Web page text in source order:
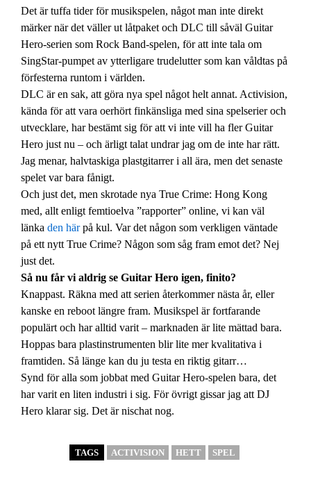
Det är tuffa tider för musikspelen, något man inte direkt
märker när det väller ut låtpaket och DLC till såväl Guitar
Hero-serien som Rock Band-spelen, för att inte tala om
SingStar-pumpet av ytterligare trudelutter som kan våldtas på
förfesterna runtom i världen.
DLC är en sak, att göra nya spel något helt annat. Activision,
kända för att vara oerhört finkänsliga med sina spelserier och
utvecklare, har bestämt sig för att vi inte vill ha fler Guitar
Hero just nu – och ärligt talat undrar jag om de inte har rätt.
Jag menar, halvtaskiga plastgitarrer i all ära, men det senaste
spelet var bara fånigt.
Och just det, men skrotade nya True Crime: Hong Kong
med, allt enligt femtioelva ”rapporter” online, vi kan väl
länka den härpå kul. Var det någon som verkligen väntade
på ett nytt True Crime? Någon som såg fram emot det? Nej
just det.
Så nu får vi aldrig se Guitar Hero igen, finito?
Knappast. Räkna med att serien återkommer nästa år, eller
kanske en reboot längre fram. Musikspel är fortfarande
populärt och har alltid varit – marknaden är lite mättad bara.
Hoppas bara plastinstrumenten blir lite mer kvalitativa i
framtiden. Så länge kan du ju testa en riktig gitarr…
Synd för alla som jobbat med Guitar Hero-spelen bara, det
har varit en liten industri i sig. För övrigt gissar jag att DJ
Hero klarar sig. Det är nischat nog.
TAGS ACTIVISION HETT SPEL